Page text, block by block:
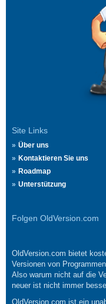
Site Links
Über uns
Kontaktieren Sie uns
Roadmap
Unterstützung
Folgen OldVersion.com
OldVersion.com bietet
Versionen von
Also warum nicht auf die
neuer ist nicht immer
OldVersion.com ist ein